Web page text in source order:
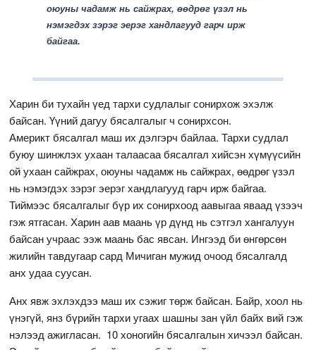
оюуны чадамж нь сайжрах, өөдрөг үзэл нь
нэмэгдэх зэрэг эерэг хандлагууд гарч ирж
байгаа.
Харин би тухайн үед тархи судлалыг сонирхож эхэлж
байсан. Үүний дагуу бясалгалыг ч сонирхсон.
Америкт бясалгал маш их дэлгэрч байлаа. Тархи судлал
буюу шинжлэх ухаан талаасаа бясалгал хийсэн хүмүүсийн
ой ухаан сайжрах, оюуны чадамж нь сайжрах, өөдрөг үзэл
нь нэмэгдэх зэрэг эерэг хандлагууд гарч ирж байгаа.
Тиймээс бясалгалыг бүр их сонирхоод аавыгаа яваад үзээч
гэж ятгасан. Харин аав маань үр дүнд нь сэтгэл хангалуун
байсан учраас ээж маань бас явсан. Ингээд би өнгөрсөн
жилийн тавдугаар сард Мичиган мужид очоод бясалгалд
анх удаа суусан.
Анх явж эхлэхдээ маш их сэжиг төрж байсан. Байр, хоол нь
үнэгүй, янз бүрийн тархи угаах шашны зан үйл байх вий гэж
нэлээд ажигласан. 10 хоногийн бясалгалын хичээл байсан.